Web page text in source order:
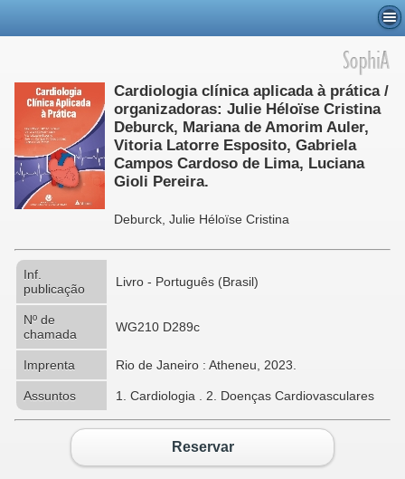
Cardiologia clínica aplicada à prática /
organizadoras: Julie Héloïse Cristina
Deburck, Mariana de Amorim Auler,
Vitoria Latorre Esposito, Gabriela
Campos Cardoso de Lima, Luciana
Gioli Pereira.
Deburck, Julie Héloïse Cristina
Inf.
publicação
Livro - Português (Brasil)
Nº de
chamada
WG210 D289c
Imprenta Rio de Janeiro : Atheneu, 2023.
Assuntos 1. Cardiologia . 2. Doenças Cardiovasculares
Reservar